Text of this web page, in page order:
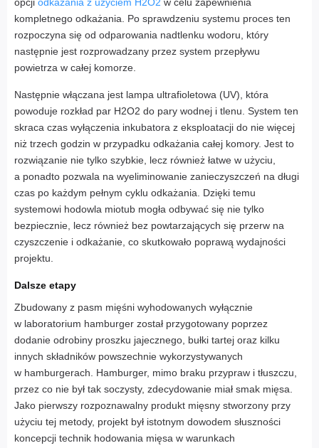
opcji odkażania z użyciem H2O2 w celu zapewnienia
kompletnego odkażania. Po sprawdzeniu systemu proces ten
rozpoczyna się od odparowania nadtlenku wodoru, który
następnie jest rozprowadzany przez system przepływu
powietrza w całej komorze.
Następnie włączana jest lampa ultrafioletowa (UV), która
powoduje rozkład par H2O2 do pary wodnej i tlenu. System ten
skraca czas wyłączenia inkubatora z eksploatacji do nie więcej
niż trzech godzin w przypadku odkażania całej komory. Jest to
rozwiązanie nie tylko szybkie, lecz również łatwe w użyciu,
a ponadto pozwala na wyeliminowanie zanieczyszczeń na długi
czas po każdym pełnym cyklu odkażania. Dzięki temu
systemowi hodowla miotub mogła odbywać się nie tylko
bezpiecznie, lecz również bez powtarzających się przerw na
czyszczenie i odkażanie, co skutkowało poprawą wydajności
projektu.
Dalsze etapy
Zbudowany z pasm mięśni wyhodowanych wyłącznie
w laboratorium hamburger został przygotowany poprzez
dodanie odrobiny proszku jajecznego, bułki tartej oraz kilku
innych składników powszechnie wykorzystywanych
w hamburgerach. Hamburger, mimo braku przypraw i tłuszczu,
przez co nie był tak soczysty, zdecydowanie miał smak mięsa.
Jako pierwszy rozpoznawalny produkt mięsny stworzony przy
użyciu tej metody, projekt był istotnym dowodem słuszności
koncepcji technik hodowania mięsa w warunkach